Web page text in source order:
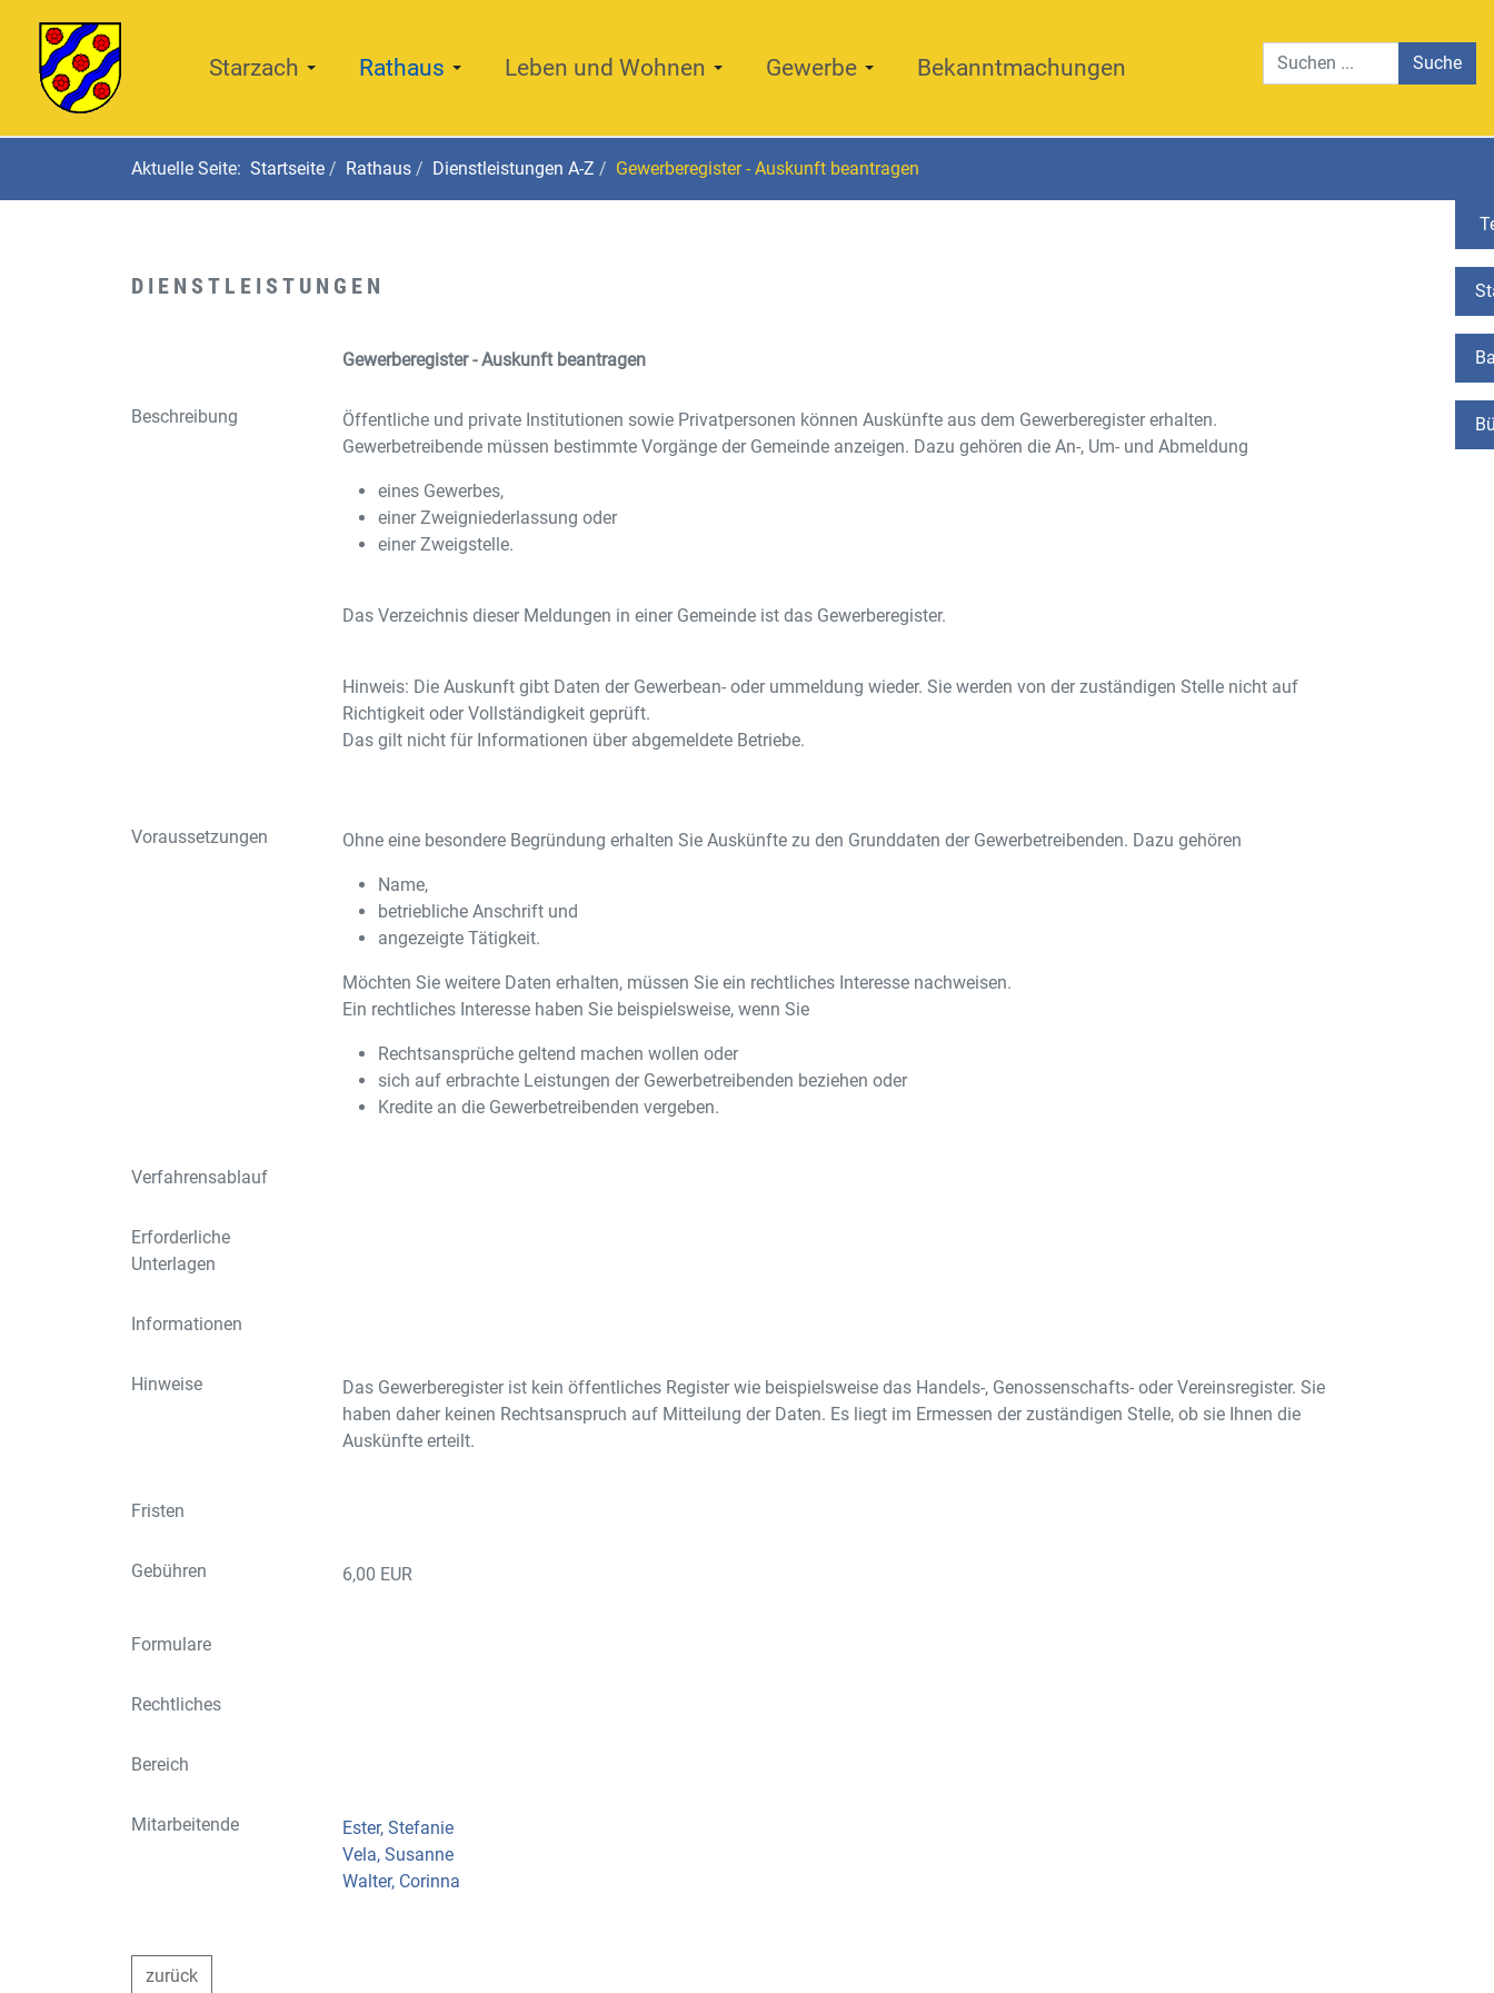
Starzach Rathaus Leben und Wohnen Gewerbe Bekanntmachungen Suche
Aktuelle Seite: Startseite Rathaus Dienstleistungen A-Z Gewerberegister - Auskunft beantragen
DIENSTLEISTUNGEN
Gewerberegister - Auskunft beantragen
Beschreibung
Öffentliche und private Institutionen sowie Privatpersonen können Auskünfte aus dem Gewerberegister erhalten.
Gewerbetreibende müssen bestimmte Vorgänge der Gemeinde anzeigen. Dazu gehören die An-, Um- und Abmeldung
eines Gewerbes,
einer Zweigniederlassung oder
einer Zweigstelle.
Das Verzeichnis dieser Meldungen in einer Gemeinde ist das Gewerberegister.
Hinweis: Die Auskunft gibt Daten der Gewerbean- oder ummeldung wieder. Sie werden von der zuständigen Stelle nicht auf
Richtigkeit oder Vollständigkeit geprüft.
Das gilt nicht für Informationen über abgemeldete Betriebe.
Voraussetzungen Ohne eine besondere Begründung erhalten Sie Auskünfte zu den Grunddaten der Gewerbetreibenden. Dazu gehören
Name,
betriebliche Anschrift und
angezeigte Tätigkeit.
Möchten Sie weitere Daten erhalten, müssen Sie ein rechtliches Interesse nachweisen.
Ein rechtliches Interesse haben Sie beispielsweise, wenn Sie
Rechtsansprüche geltend machen wollen oder
sich auf erbrachte Leistungen der Gewerbetreibenden beziehen oder
Kredite an die Gewerbetreibenden vergeben.
Verfahrensablauf
Erforderliche
Unterlagen
Informationen
Hinweise
Das Gewerberegister ist kein öffentliches Register wie beispielsweise das Handels-, Genossenschafts- oder Vereinsregister. Sie
haben daher keinen Rechtsanspruch auf Mitteilung der Daten. Es liegt im Ermessen der zuständigen Stelle, ob sie Ihnen die
Auskünfte erteilt.
Fristen
Gebühren 6,00 EUR
Formulare
Rechtliches
Bereich
Mitarbeitende
Ester, Stefanie
Vela, Susanne
Walter, Corinna
zurück